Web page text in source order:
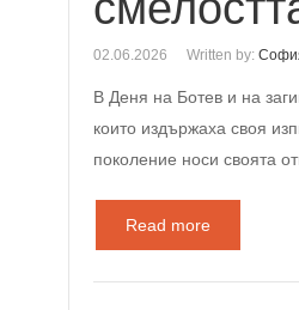
02.06.2026 Written by:
В Деня на Ботев и на
които издържаха своя
поколение носи своята
Read more